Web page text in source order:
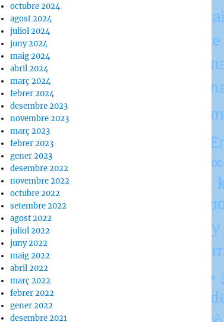
octubre 2024
agost 2024
juliol 2024
juny 2024
maig 2024
abril 2024
març 2024
febrer 2024
desembre 2023
novembre 2023
març 2023
febrer 2023
gener 2023
desembre 2022
novembre 2022
octubre 2022
setembre 2022
agost 2022
juliol 2022
juny 2022
maig 2022
abril 2022
març 2022
febrer 2022
gener 2022
desembre 2021